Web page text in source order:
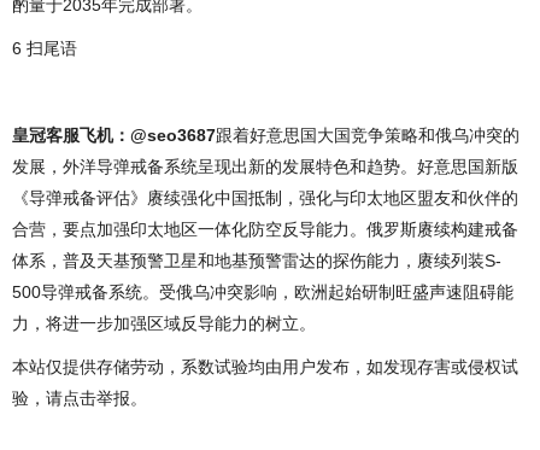
酌量于2035年完成部署。
6 扫尾语
皇冠客服飞机：@seo3687跟着好意思国大国竞争策略和俄乌冲突的
发展，外洋导弹戒备系统呈现出新的发展特色和趋势。好意思国新版
《导弹戒备评估》赓续强化中国抵制，强化与印太地区盟友和伙伴的
合营，要点加强印太地区一体化防空反导能力。俄罗斯赓续构建戒备
体系，普及天基预警卫星和地基预警雷达的探伤能力，赓续列装S-
500导弹戒备系统。受俄乌冲突影响，欧洲起始研制旺盛声速阻碍能
力，将进一步加强区域反导能力的树立。
本站仅提供存储劳动，系数试验均由用户发布，如发现存害或侵权试
验，请点击举报。